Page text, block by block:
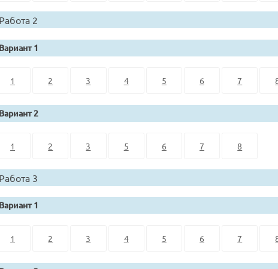
Работа 2
Вариант 1
1 2 3 4 5 6 7
Вариант 2
1 2 3 5 6 7 8
Работа 3
Вариант 1
1 2 3 4 5 6 7